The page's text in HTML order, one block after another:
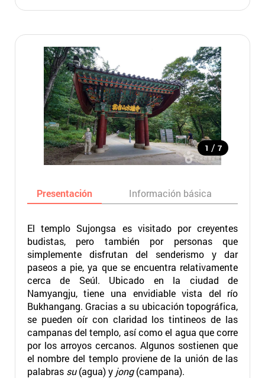
1 / 7
Presentación Información básica
El templo Sujongsa es visitado por creyentes
budistas, pero también por personas que
simplemente disfrutan del senderismo y dar
paseos a pie, ya que se encuentra relativamente
cerca de Seúl. Ubicado en la ciudad de
Namyangju, tiene una envidiable vista del río
Bukhangang. Gracias a su ubicación topográfica,
se pueden oír con claridad los tintineos de las
campanas del templo, así como el agua que corre
por los arroyos cercanos. Algunos sostienen que
el nombre del templo proviene de la unión de las
palabras su(agua) y jong(campana).